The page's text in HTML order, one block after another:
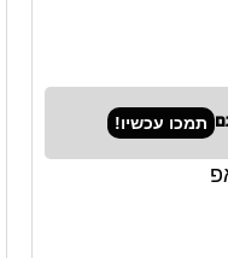
תמכו עכשיו!